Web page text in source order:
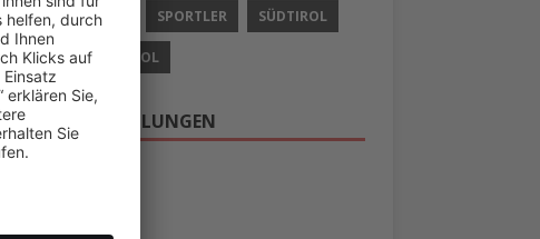
RAD UND SCHIFF SPORTLER SÜDTIROL
URLAUB IN SÜDTIROL
UNSERE EMPFEHLUNGEN